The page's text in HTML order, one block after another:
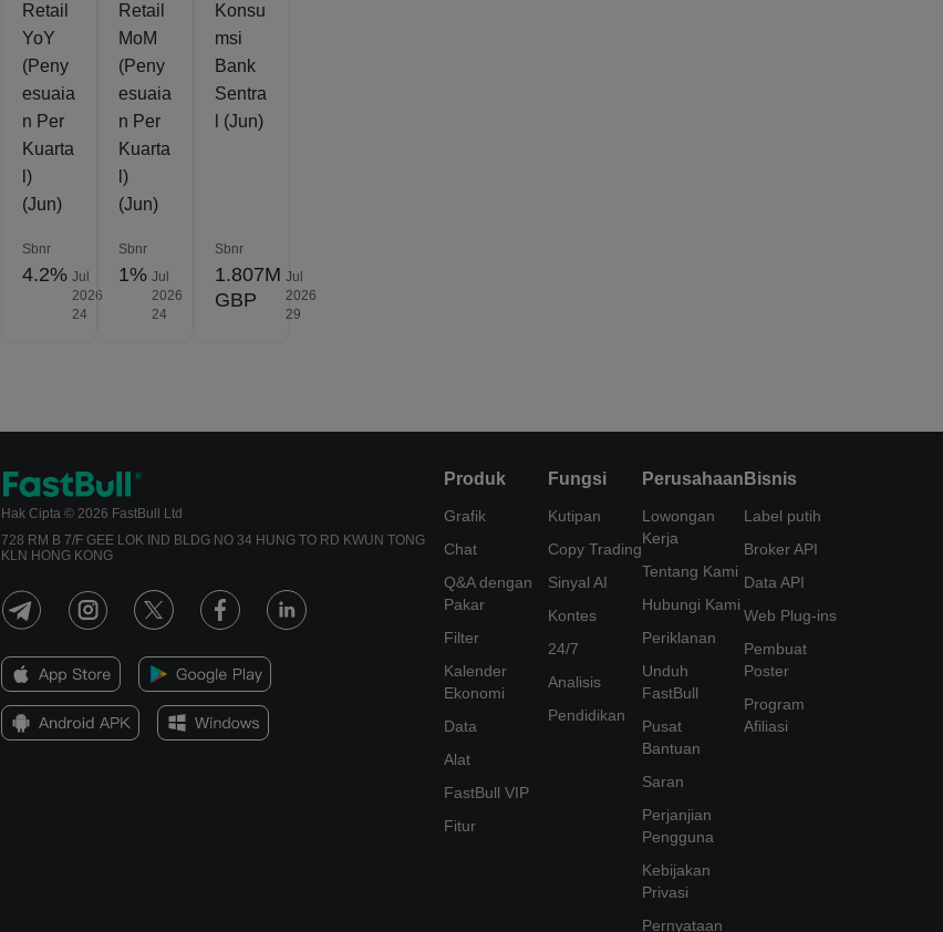
Retail
YoY
(Peny
esuaia
n Per
Kuarta
l)
(Jun)
Sbnr
4.2% Jul
2026
24
Retail
MoM
(Peny
esuaia
n Per
Kuarta
l)
(Jun)
Sbnr
1% Jul
2026
24
Konsu
msi
Bank
Sentra
l (Jun)
Sbnr
1.807M
GBP
Jul
2026
29
Hak Cipta © 2026 FastBull Ltd
728 RM B 7/F GEE LOK IND BLDG NO 34 HUNG TO RD KWUN TONG
KLN HONG KONG
Produk
Grafik
Chat
Q&A dengan
Pakar
Filter
Kalender
Ekonomi
Data
Alat
FastBull VIP
Fitur
Fungsi
Kutipan
Copy Trading
Sinyal AI
Kontes
24/7
Analisis
Pendidikan
Perusahaan
Lowongan
Kerja
Tentang Kami
Hubungi Kami
Periklanan
Unduh
FastBull
Pusat
Bantuan
Saran
Perjanjian
Pengguna
Kebijakan
Privasi
Pernyataan
Bisnis
Label putih
Broker API
Data API
Web Plug-ins
Pembuat
Poster
Program
Afiliasi